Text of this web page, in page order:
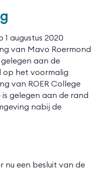
1 augustus 2020
van Mavo Roermond
aan de
op het voormalig
van ROER College
gelegen aan de rand
nabij de
nu een besluit van de